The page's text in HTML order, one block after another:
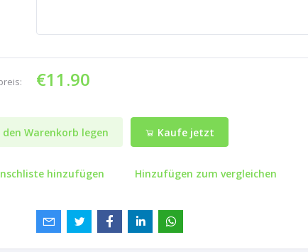
€11.90
den Warenkorb legen Kaufe jetzt
hinzufügen Hinzufügen zum vergleichen